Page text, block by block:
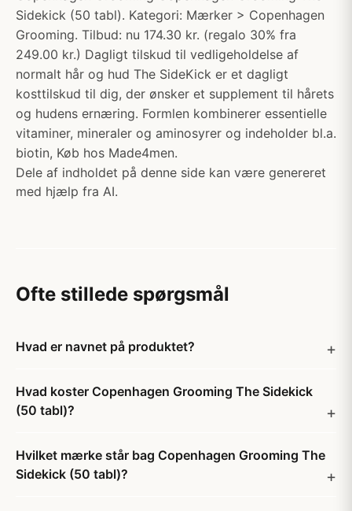
Sidekick (50 tabl). Kategori: Mærker > Copenhagen
Grooming. Tilbud: nu 174.30 kr. (regalo 30% fra
249.00 kr.) Dagligt tilskud til vedligeholdelse af
normalt hår og hud The SideKick er et dagligt
kosttilskud til dig, der ønsker et supplement til hårets
og hudens ernæring. Formlen kombinerer essentielle
vitaminer, mineraler og aminosyrer og indeholder bl.a.
biotin, Køb hos Made4men.
Dele af indholdet på denne side kan være genereret
med hjælp fra AI.
Ofte stillede spørgsmål
Hvad er navnet på produktet?
Hvad koster Copenhagen Grooming The Sidekick
(50 tabl)?
Hvilket mærke står bag Copenhagen Grooming The
Sidekick (50 tabl)?